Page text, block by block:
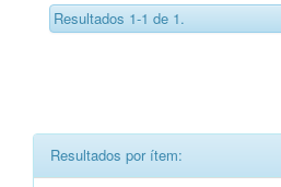
Resultados 1-1 de 1.
Resultados por ítem: